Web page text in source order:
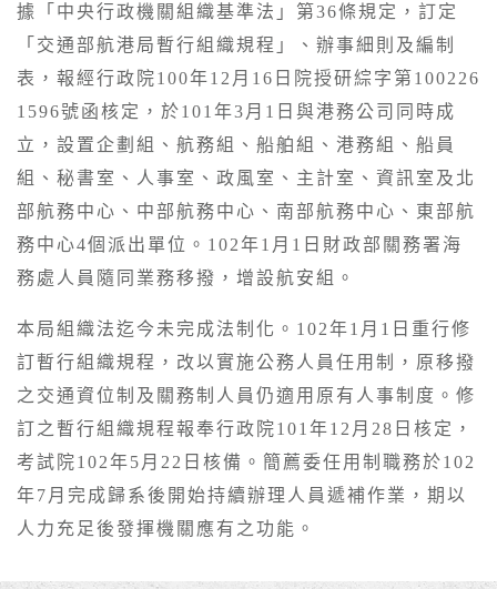
據「中央行政機關組織基準法」第36條規定，訂定
「交通部航港局暫行組織規程」、辦事細則及編制
表，報經行政院100年12月16日院授研綜字第100226
1596號函核定，於101年3月1日與港務公司同時成
立，設置企劃組、航務組、船舶組、港務組、船員
組、秘書室、人事室、政風室、主計室、資訊室及北
部航務中心、中部航務中心、南部航務中心、東部航
務中心4個派出單位。102年1月1日財政部關務署海
務處人員隨同業務移撥，增設航安組。
本局組織法迄今未完成法制化。 102年1月1日重行修
訂暫行組織規程，改以實施公務人員任用制，原移撥
之交通資位制及關務制人員仍適用原有人事制度。修
訂之暫行組織規程報奉行政院101年12月28日核定，
考試院102年5月22日核備。簡薦委任用制職務於102
年7月完成歸系後開始持續辦理人員遞補作業，期以
人力充足後發揮機關應有之功能。